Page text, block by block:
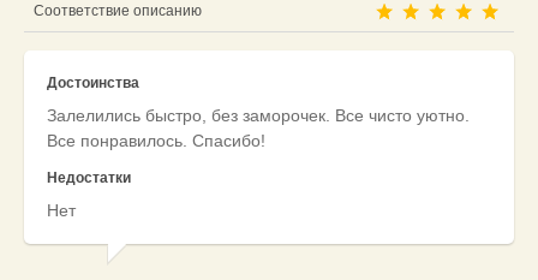
Соответствие описанию
Достоинства
Залелились быстро, без заморочек. Все чисто уютно.
Все понравилось. Спасибо!
Недостатки
Нет